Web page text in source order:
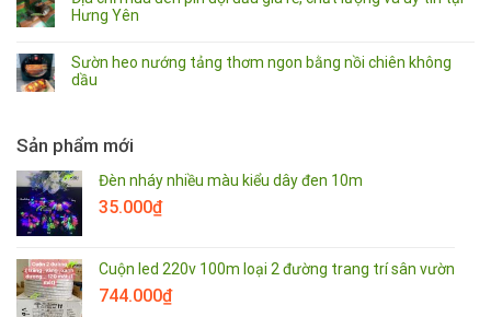
Hưng Yên
Sườn heo nướng tảng thơm ngon bằng nồi chiên không
dầu
Sản phẩm mới
Đèn nháy nhiều màu kiểu dây đen 10m
35.000₫
Cuộn led 220v 100m loại 2 đường trang trí sân vườn
744.000₫